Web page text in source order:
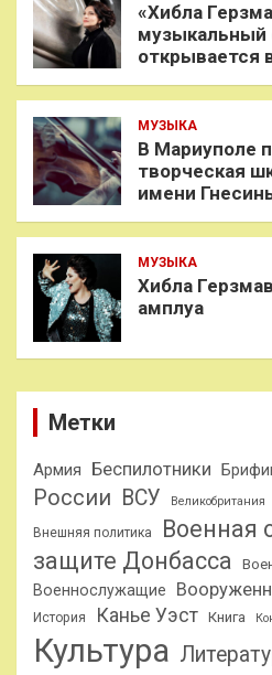
«Хибла
музыкальный
открывается
МУЗЫКА
В Мариуполе
творческая
имени
МУЗЫКА
Хибла
амплуа
Метки
Армия Беспилотники
России ВСУ Великобритания
Внешняя политика
Военная
защите Донбасса
Военнослужащие
История Канье Уэст Книга
Культура